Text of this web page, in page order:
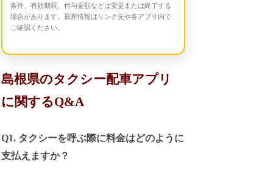
条件、有効期限、付与金額などは変更または終了する
場合があります。最新情報はリンク先や各アプリ内で
ご確認ください。
島根県のタクシー配車アプリ
に関するQ&A
Q1. タクシーを呼ぶ際に料金はどのように
支払えますか？